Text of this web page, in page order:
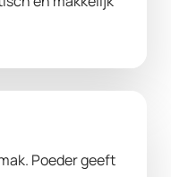
Poeder geeft